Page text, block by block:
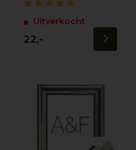
Uitverkocht
22,-